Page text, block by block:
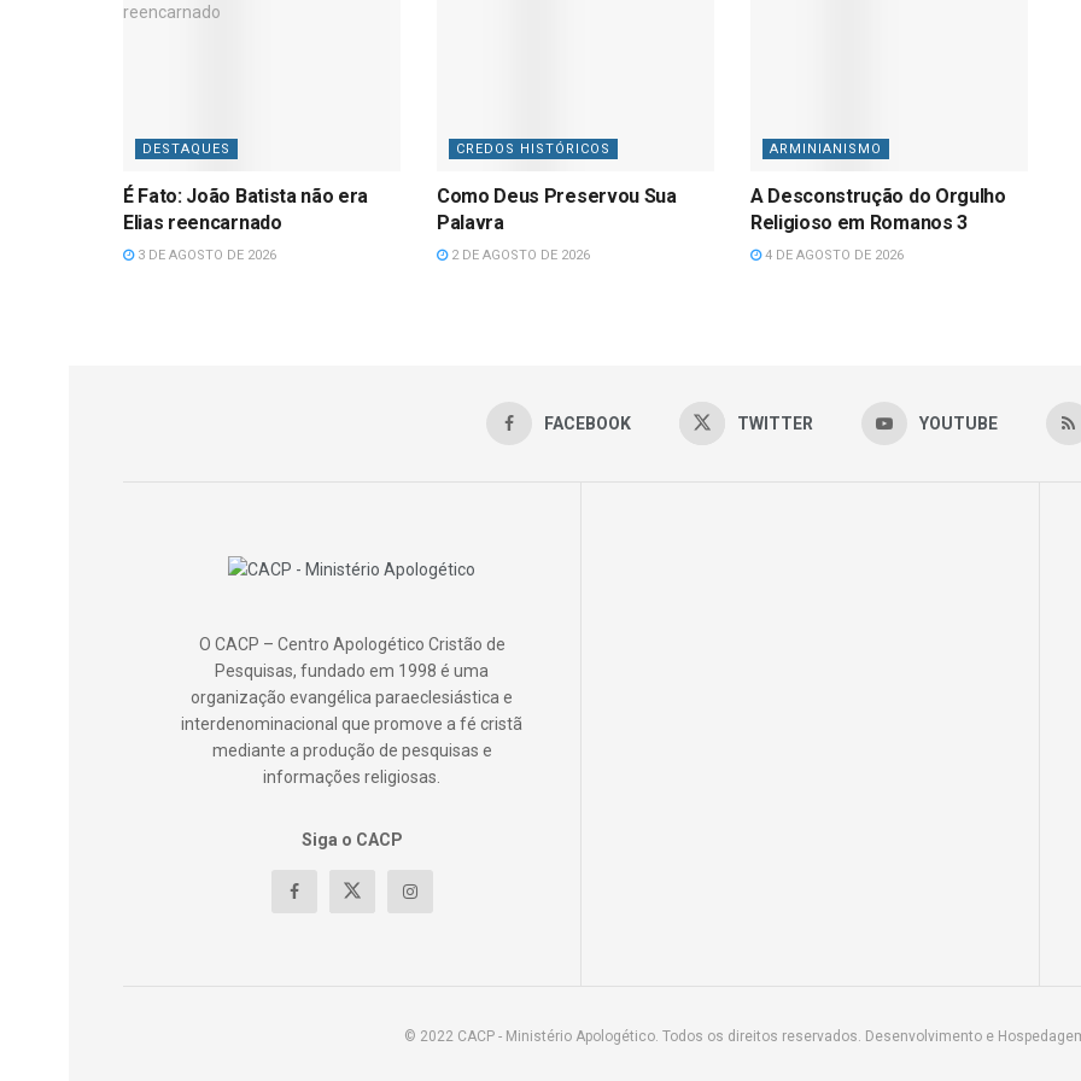
DESTAQUES
É Fato: João Batista não era
Elias reencarnado
3 DE AGOSTO DE 2026
CREDOS HISTÓRICOS
Como Deus Preservou Sua
Palavra
2 DE AGOSTO DE 2026
ARMINIANISMO
A Desconstrução do Orgulho
Religioso em Romanos 3
4 DE AGOSTO DE 2026
FACEBOOK TWITTER YOUTUBE
O CACP – Centro Apologético Cristão de
Pesquisas, fundado em 1998 é uma
organização evangélica paraeclesiástica e
interdenominacional que promove a fé cristã
mediante a produção de pesquisas e
informações religiosas.
Siga o CACP
© 2022 CACP - Ministério Apologético. Todos os direitos reservados. Desenvolvimento e